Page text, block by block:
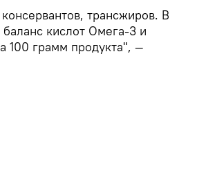
трансжиров. В
кислот Омега-3 и
100 грамм продукта", —